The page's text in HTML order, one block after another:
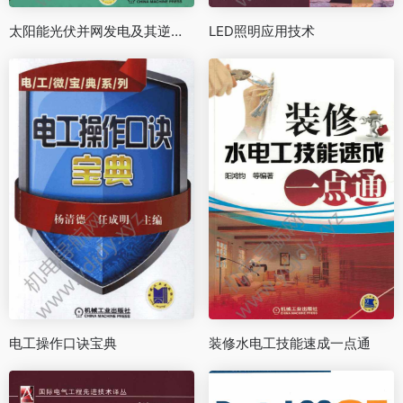
太阳能光伏并网发电及其逆变控制（第2版） LED照明应用技术
电工操作口诀宝典 装修水电工技能速成一点通